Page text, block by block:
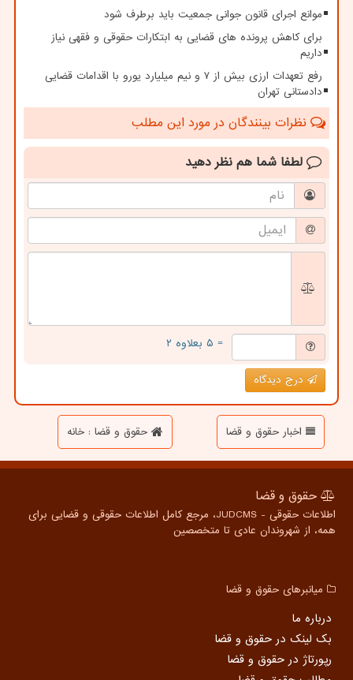
موانع اجرای قانون جوانی جمعیت باید برطرف شود
برای کاهش پرونده های قضایی به ابتکارات حقوقی و فقهی نیاز
داریم
رفع تعهدات ارزی بیش از ۷ و نیم میلیارد یورو با اقدامات قضایی
دادستانی تهران
نظرات بینندگان در مورد این مطلب
لطفا شما هم نظر دهید
= ۵ بعلاوه ۲
درج دیدگاه
اخبار حقوق و قضا حقوق و قضا : خانه
حقوق و قضا
اطلاعات حقوقی - JUDCMS، مرجع کامل اطلاعات حقوقی و قضایی برای
همه، از شهروندان عادی تا متخصصین
میانبرهای حقوق و قضا
درباره ما
بک لینک در حقوق و قضا
رپورتاژ در حقوق و قضا